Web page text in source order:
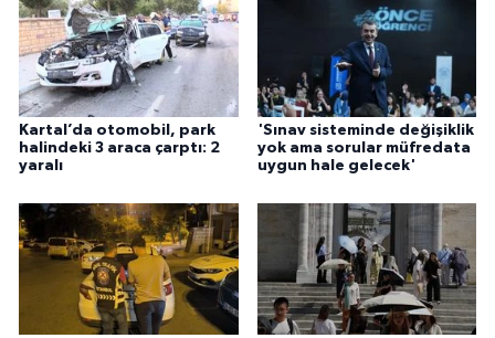
Kartal’da otomobil, park
halindeki 3 araca çarptı: 2
yaralı
'Sınav sisteminde değişiklik
yok ama sorular müfredata
uygun hale gelecek'